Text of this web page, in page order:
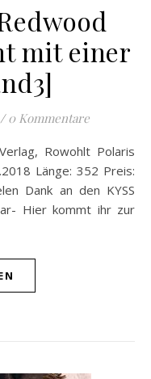
mit einer
/ 0 Kommentare
Länge: 352 Preis:
Dank an den KYSS
Hier kommt ihr zur